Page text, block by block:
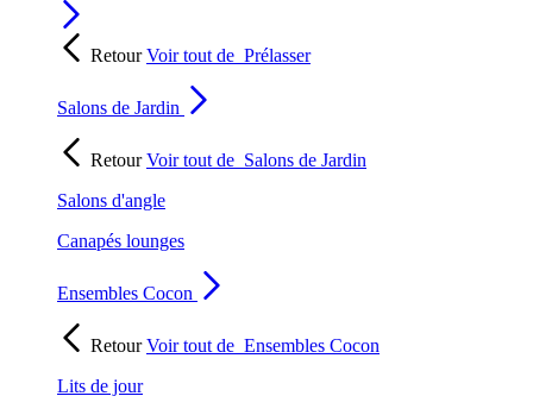
RetourVoir tout de Prélasser
Salons de Jardin
RetourVoir tout de Salons de Jardin
Salons d'angle
Canapés lounges
Ensembles Cocon
RetourVoir tout de Ensembles Cocon
Lits de jour